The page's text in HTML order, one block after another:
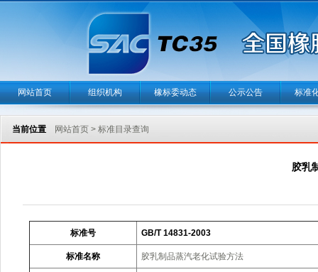
网站首页 组织机构 橡标委动态 公示公告 标准
当前位置 网站首页 > 标准目录查询
胶乳
标准号 GB/T 14831-2003
标准名称 胶乳制品蒸汽老化试验方法